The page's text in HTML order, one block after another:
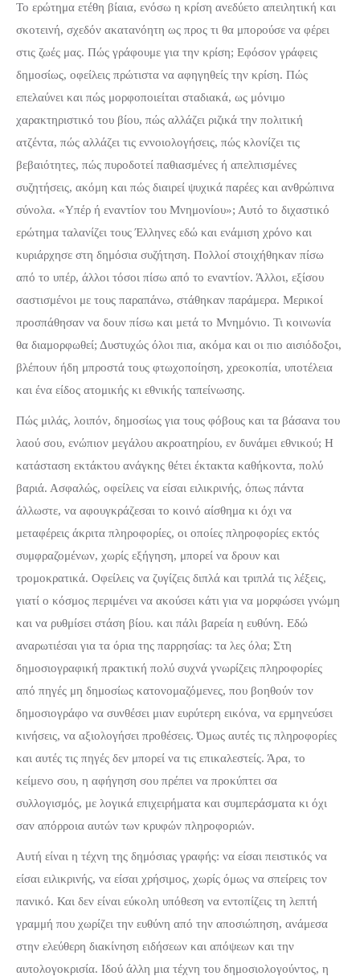
Το ερώτημα ετέθη βίαια, ενόσω η κρίση ανεδύετο απειλητική και
σκοτεινή, σχεδόν ακατανόητη ως προς τι θα μπορούσε να φέρει
στις ζωές μας. Πώς γράφουμε για την κρίση; Εφόσον γράφεις
δημοσίως, οφείλεις πρώτιστα να αφηγηθείς την κρίση. Πώς
επελαύνει και πώς μορφοποιείται σταδιακά, ως μόνιμο
χαρακτηριστικό του βίου, πώς αλλάζει ριζικά την πολιτική
ατζέντα, πώς αλλάζει τις εννοιολογήσεις, πώς κλονίζει τις
βεβαιότητες, πώς πυροδοτεί παθιασμένες ή απελπισμένες
συζητήσεις, ακόμη και πώς διαιρεί ψυχικά παρέες και ανθρώπινα
σύνολα. «Υπέρ ή εναντίον του Μνημονίου»; Αυτό το διχαστικό
ερώτημα ταλανίζει τους Έλληνες εδώ και ενάμιση χρόνο και
κυριάρχησε στη δημόσια συζήτηση. Πολλοί στοιχήθηκαν πίσω
από το υπέρ, άλλοι τόσοι πίσω από το εναντίον. Άλλοι, εξίσου
σαστισμένοι με τους παραπάνω, στάθηκαν παράμερα. Μερικοί
προσπάθησαν να δουν πίσω και μετά το Μνημόνιο. Τι κοινωνία
θα διαμορφωθεί; Δυστυχώς όλοι πια, ακόμα και οι πιο αισιόδοξοι,
βλέπουν ήδη μπροστά τους φτωχοποίηση, χρεοκοπία, υποτέλεια
και ένα είδος ατομικής κι εθνικής ταπείνωσης.
Πώς μιλάς, λοιπόν, δημοσίως για τους φόβους και τα βάσανα του
λαού σου, ενώπιον μεγάλου ακροατηρίου, εν δυνάμει εθνικού; Η
κατάσταση εκτάκτου ανάγκης θέτει έκτακτα καθήκοντα, πολύ
βαριά. Ασφαλώς, οφείλεις να είσαι ειλικρινής, όπως πάντα
άλλωστε, να αφουγκράζεσαι το κοινό αίσθημα κι όχι να
μεταφέρεις άκριτα πληροφορίες, οι οποίες πληροφορίες εκτός
συμφραζομένων, χωρίς εξήγηση, μπορεί να δρουν και
τρομοκρατικά. Οφείλεις να ζυγίζεις διπλά και τριπλά τις λέξεις,
γιατί ο κόσμος περιμένει να ακούσει κάτι για να μορφώσει γνώμη
και να ρυθμίσει στάση βίου. και πάλι βαρεία η ευθύνη. Εδώ
αναρωτιέσαι για τα όρια της παρρησίας: τα λες όλα; Στη
δημοσιογραφική πρακτική πολύ συχνά γνωρίζεις πληροφορίες
από πηγές μη δημοσίως κατονομαζόμενες, που βοηθούν τον
δημοσιογράφο να συνθέσει μιαν ευρύτερη εικόνα, να ερμηνεύσει
κινήσεις, να αξιολογήσει προθέσεις. Όμως αυτές τις πληροφορίες
και αυτές τις πηγές δεν μπορεί να τις επικαλεστείς. Άρα, το
κείμενο σου, η αφήγηση σου πρέπει να προκύπτει σα
συλλογισμός, με λογικά επιχειρήματα και συμπεράσματα κι όχι
σαν απόρροια αυτών των κρυφών πληροφοριών.
Αυτή είναι η τέχνη της δημόσιας γραφής: να είσαι πειστικός να
είσαι ειλικρινής, να είσαι χρήσιμος, χωρίς όμως να σπείρεις τον
πανικό. Και δεν είναι εύκολη υπόθεση να εντοπίζεις τη λεπτή
γραμμή που χωρίζει την ευθύνη από την αποσιώπηση, ανάμεσα
στην ελεύθερη διακίνηση ειδήσεων και απόψεων και την
αυτολογοκρισία. Ιδού άλλη μια τέχνη του δημοσιολογούντος, η